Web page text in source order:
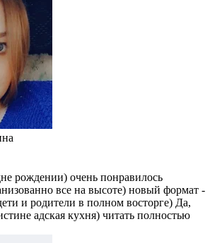
рождении) очень понравилось
все на высоте) новый формат -
и родители в полном восторге) Да,
адская кухня) читать полностью